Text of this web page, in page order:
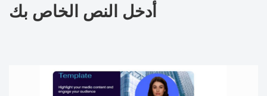
أدخل النص الخاص بك